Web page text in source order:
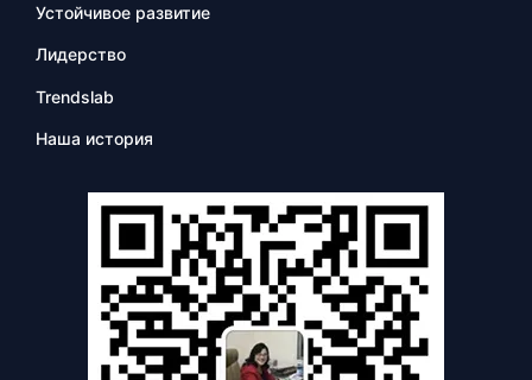
Устойчивое развитие
Лидерство
Trendslab
Наша история